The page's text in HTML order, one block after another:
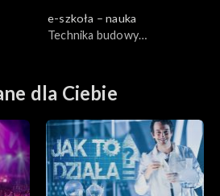
e-szkoła – nauka
Technika budowy
dla Ciebie